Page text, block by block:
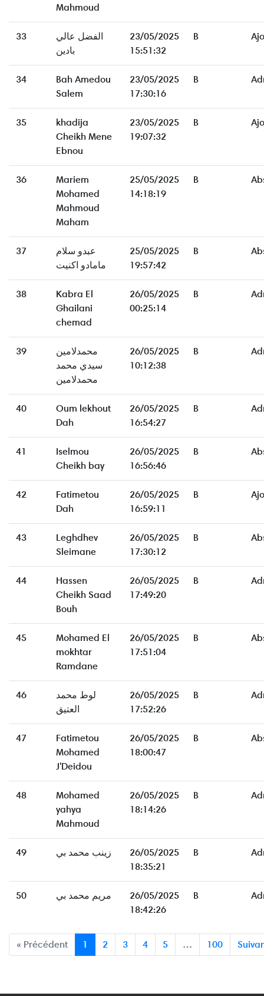
Mahmoud
33
الفضل عالي
بادين
23/05/2025
15:51:32
B
34
Bah Amedou
Salem
23/05/2025
17:30:16
B
35
khadija
Cheikh Mene
Ebnou
23/05/2025
19:07:32
B
36
Mariem
Mohamed
Mahmoud
Maham
25/05/2025
14:18:19
B
37
عبدو سلام
مامادو اكنيت
25/05/2025
19:57:42
B
38
Kabra El
Ghailani
chemad
26/05/2025
00:25:14
B
39
محمدلامين
سيدي محمد
محمدلامين
26/05/2025
10:12:38
B
40
Oum lekhout
Dah
26/05/2025
16:54:27
B
41
Iselmou
Cheikh bay
26/05/2025
16:56:46
B
42
Fatimetou
Dah
26/05/2025
16:59:11
B
43
Leghdhev
Sleimane
26/05/2025
17:30:12
B
44
Hassen
Cheikh Saad
Bouh
26/05/2025
17:49:20
B
45
Mohamed El
mokhtar
Ramdane
26/05/2025
17:51:04
B
46
لوط محمد
العتيق
26/05/2025
17:52:26
B
47
Fatimetou
Mohamed
J'Deidou
26/05/2025
18:00:47
B
48
Mohamed
yahya
Mahmoud
26/05/2025
18:14:26
B
49 زينب محمد بي
26/05/2025
18:35:21
B
50 مريم محمد بي
26/05/2025
18:42:26
B
« Précédent 1 2 3 4 5 … 100